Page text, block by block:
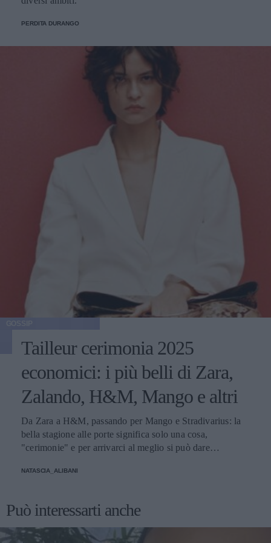
PERDITA DURANGO
Tailleur cerimonia 2025
economici: i più belli di Zara,
Zalando, H&M, Mango e altri
Da Zara a H&M, passando per Mango e Stradivarius: la
bella stagione alle porte significa solo una cosa,
"cerimonie" e per arrivarci al meglio si può dare
NATASCIA_ALIBANI
Può interessarti anche